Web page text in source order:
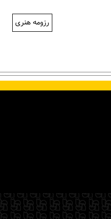
رزومه هنری